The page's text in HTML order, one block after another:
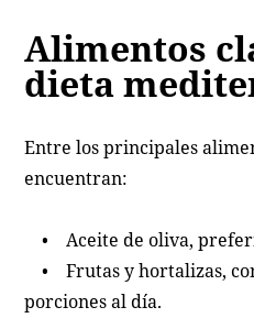
Alimentos
dieta
Entre los principales
encuentran:
• Aceite de oliva,
• Frutas y hortalizas,
porciones al día.